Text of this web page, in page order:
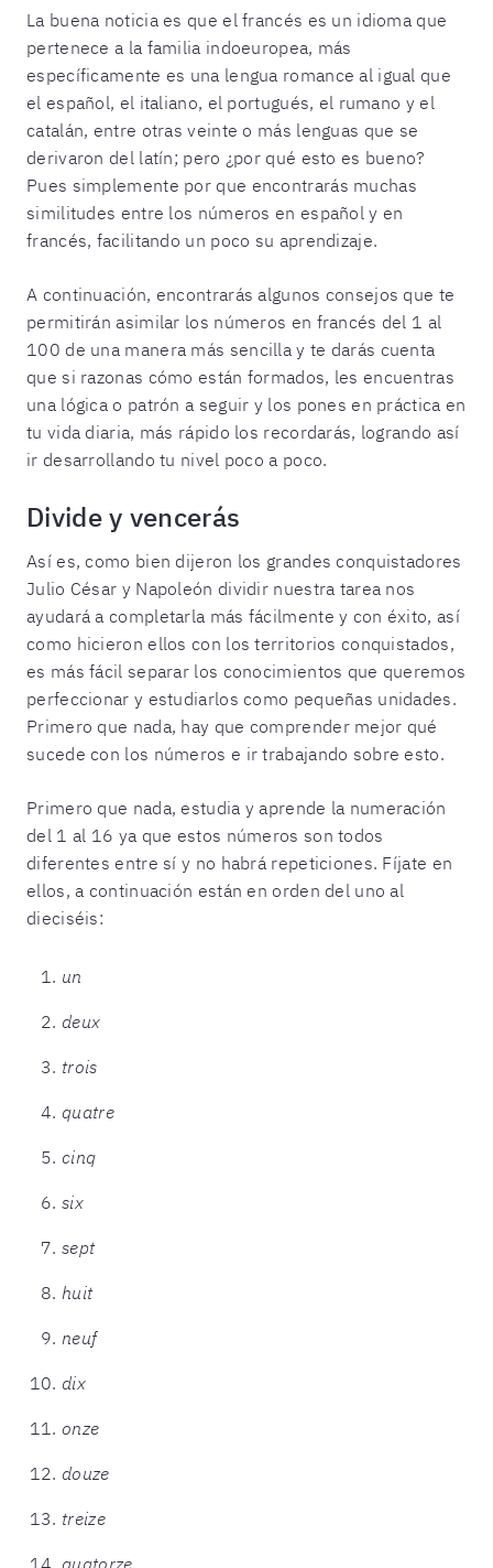
La buena noticia es que el francés es un idioma que
pertenece a la familia indoeuropea, más
específicamente es una lengua romance al igual que
el español, el italiano, el portugués, el rumano y el
catalán, entre otras veinte o más lenguas que se
derivaron del latín; pero ¿por qué esto es bueno?
Pues simplemente por que encontrarás muchas
similitudes entre los números en español y en
francés, facilitando un poco su aprendizaje.
A continuación, encontrarás algunos consejos que te
permitirán asimilar los números en francés del 1 al
100 de una manera más sencilla y te darás cuenta
que si razonas cómo están formados, les encuentras
una lógica o patrón a seguir y los pones en práctica en
tu vida diaria, más rápido los recordarás, logrando así
ir desarrollando tu nivel poco a poco.
Divide y vencerás
Así es, como bien dijeron los grandes conquistadores
Julio César y Napoleón dividir nuestra tarea nos
ayudará a completarla más fácilmente y con éxito, así
como hicieron ellos con los territorios conquistados,
es más fácil separar los conocimientos que queremos
perfeccionar y estudiarlos como pequeñas unidades.
Primero que nada, hay que comprender mejor qué
sucede con los números e ir trabajando sobre esto.
Primero que nada, estudia y aprende la numeración
del 1 al 16 ya que estos números son todos
diferentes entre sí y no habrá repeticiones. Fíjate en
ellos, a continuación están en orden del uno al
dieciséis:
un
deux
trois
quatre
cinq
six
sept
huit
neuf
dix
onze
douze
treize